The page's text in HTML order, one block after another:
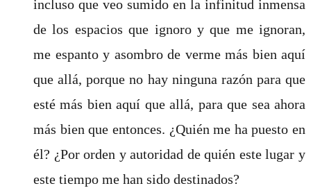
incluso que veo sumido en la infinitud inmensa
de los espacios que ignoro y que me ignoran,
me espanto y asombro de verme más bien aquí
que allá, porque no hay ninguna razón para que
esté más bien aquí que allá, para que sea ahora
más bien que entonces. ¿Quién me ha puesto en
él? ¿Por orden y autoridad de quién este lugar y
este tiempo me han sido destinados?